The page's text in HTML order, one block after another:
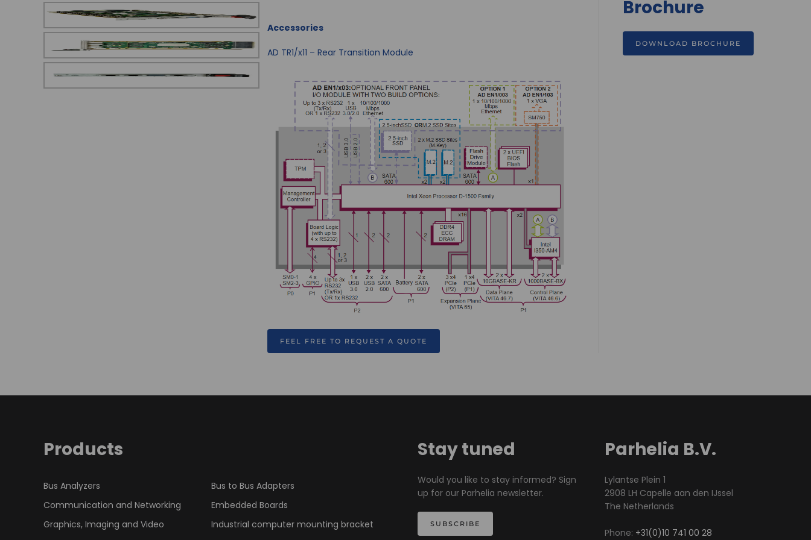
Accessories
AD TR1/x11 – Rear Transition Module
FEEL FREE TO REQUEST A QUOTE
Brochure
DOWNLOAD BROCHURE
Products
Bus Analyzers
Bus to Bus Adapters
Communication and Networking
Embedded Boards
Graphics, Imaging and Video
Industrial computer mounting bracket
Stay tuned
Would you like to stay informed? Sign
up for our Parhelia newsletter.
SUBSCRIBE
Parhelia B.V.
Lylantse Plein 1
2908 LH Capelle aan den IJssel
The Netherlands
Phone: +31(0)10 741 00 28